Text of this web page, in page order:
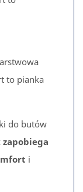
to pianka
do butów
zapobiega
i